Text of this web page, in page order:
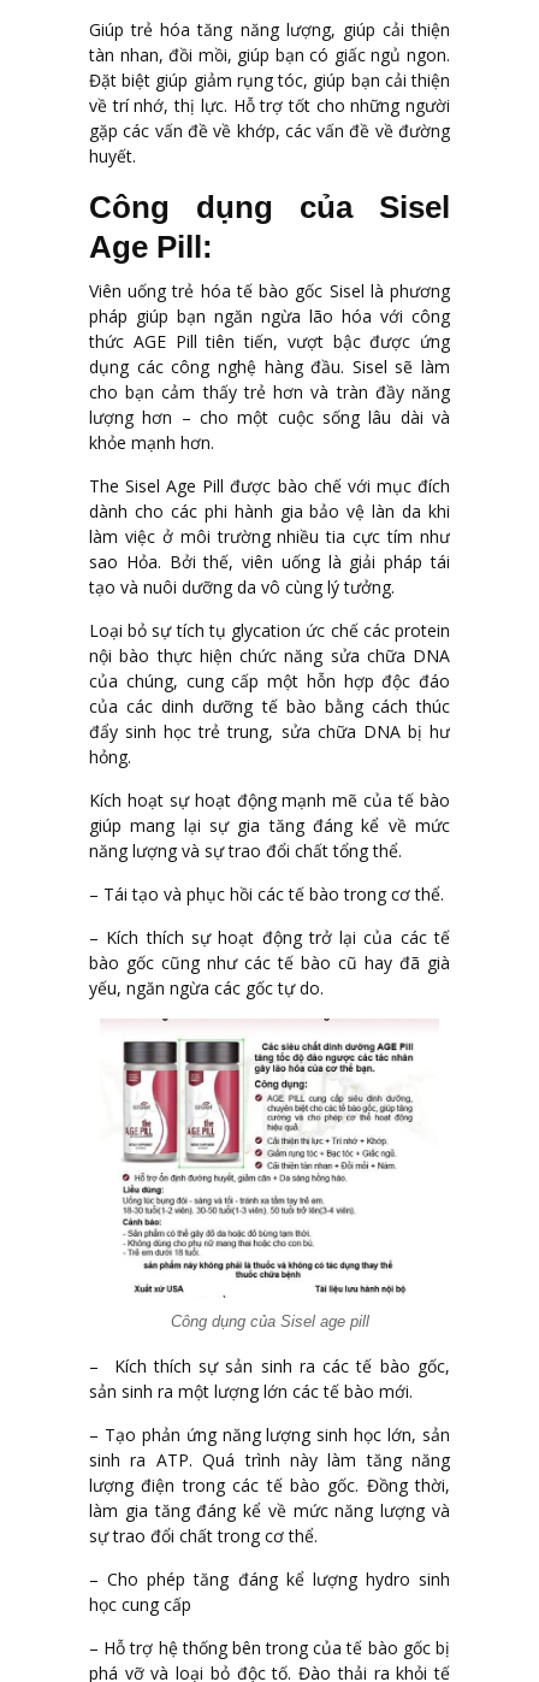
Giúp trẻ hóa tăng năng lượng, giúp cải thiện
tàn nhan, đồi mồi, giúp bạn có giấc ngủ ngon.
Đặt biệt giúp giảm rụng tóc, giúp bạn cải thiện
về trí nhớ, thị lực. Hỗ trợ tốt cho những người
gặp các vấn đề về khớp, các vấn đề về đường
huyết.
Công dụng của Sisel
Age Pill:
Viên uống trẻ hóa tế bào gốc Sisel là phương
pháp giúp bạn ngăn ngừa lão hóa với công
thức AGE Pill tiên tiến, vượt bậc được ứng
dụng các công nghệ hàng đầu. Sisel sẽ làm
cho bạn cảm thấy trẻ hơn và tràn đầy năng
lượng hơn – cho một cuộc sống lâu dài và
khỏe mạnh hơn.
The Sisel Age Pill được bào chế với mục đích
dành cho các phi hành gia bảo vệ làn da khi
làm việc ở môi trường nhiều tia cực tím như
sao Hỏa. Bởi thế, viên uống là giải pháp tái
tạo và nuôi dưỡng da vô cùng lý tưởng.
Loại bỏ sự tích tụ glycation ức chế các protein
nội bào thực hiện chức năng sửa chữa DNA
của chúng, cung cấp một hỗn hợp độc đáo
của các dinh dưỡng tế bào bằng cách thúc
đẩy sinh học trẻ trung, sửa chữa DNA bị hư
hỏng.
Kích hoạt sự hoạt động mạnh mẽ của tế bào
giúp mang lại sự gia tăng đáng kể về mức
năng lượng và sự trao đổi chất tổng thể.
– Tái tạo và phục hồi các tế bào trong cơ thể.
– Kích thích sự hoạt động trở lại của các tế
bào gốc cũng như các tế bào cũ hay đã già
yếu, ngăn ngừa các gốc tự do.
Công dụng của Sisel age pill
– Kích thích sự sản sinh ra các tế bào gốc,
sản sinh ra một lượng lớn các tế bào mới.
– Tạo phản ứng năng lượng sinh học lớn, sản
sinh ra ATP. Quá trình này làm tăng năng
lượng điện trong các tế bào gốc. Đồng thời,
làm gia tăng đáng kể về mức năng lượng và
sự trao đổi chất trong cơ thể.
– Cho phép tăng đáng kể lượng hydro sinh
học cung cấp
– Hỗ trợ hệ thống bên trong của tế bào gốc bị
phá vỡ và loại bỏ độc tố. Đào thải ra khỏi tế